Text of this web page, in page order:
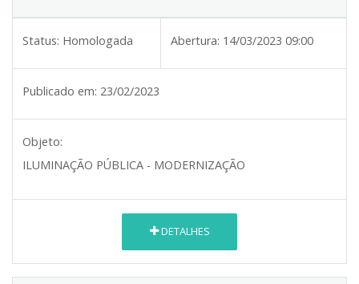
Status: Homologada Abertura: 14/03/2023 09:00
Publicado em: 23/02/2023
Objeto:
ILUMINAÇÃO PÚBLICA - MODERNIZAÇÃO
DETALHES